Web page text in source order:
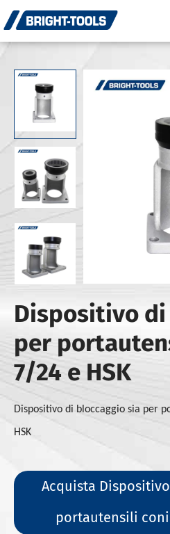
Dispositivo
per
7/24 e HSK
Dispositivo di bloccaggio sia per
HSK
Acquista
portautensili